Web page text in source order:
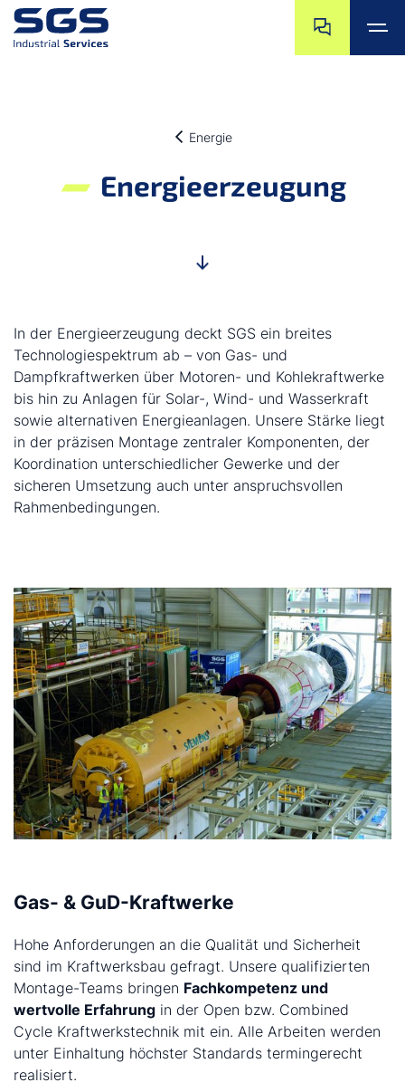
Energie
Energieerzeugung
In der Energieerzeugung deckt SGS ein breites
Technologiespektrum ab – von Gas- und
Dampfkraftwerken über Motoren- und Kohlekraftwerke
bis hin zu Anlagen für Solar-, Wind- und Wasserkraft
sowie alternativen Energieanlagen. Unsere Stärke liegt
in der präzisen Montage zentraler Komponenten, der
Koordination unterschiedlicher Gewerke und der
sicheren Umsetzung auch unter anspruchsvollen
Rahmenbedingungen.
Gas- & GuD-Kraftwerke
Hohe Anforderungen an die Qualität und Sicherheit
sind im Kraftwerksbau gefragt. Unsere qualifizierten
Montage-Teams bringen Fachkompetenz und
wertvolle Erfahrung in der Open bzw. Combined
Cycle Kraftwerkstechnik mit ein. Alle Arbeiten werden
unter Einhaltung höchster Standards termingerecht
realisiert.